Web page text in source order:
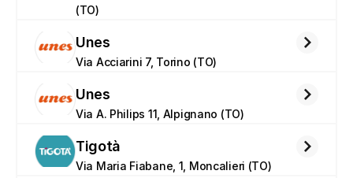
(TO)
Unes
Via Acciarini 7, Torino (TO)
Unes
Via A. Philips 11, Alpignano (TO)
Tigotà
Via Maria Fiabane, 1, Moncalieri (TO)